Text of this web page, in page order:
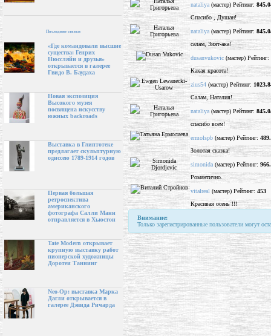
Последние статьи
«Где командовали высшие
существа: Генрих
Нюссляйн и друзья»
открывается в галерее
Гвидо В. Баудаха
Новая экспозиция
Высокого музея
посвящена искусству
южных backroads
Выставка в Глиптотеке
предлагает скульптурную
одиссею 1789-1914 годов
Первая большая
ретроспектива
американского
фотографа Салли Манн
отправляется в Хьюстон
Tate Modern открывает
крупную выставку работ
пионерской художницы
Доротеи Таннинг
Neo-Op: выставка Марка
Дагли открывается в
галерее Дэвида Ричарда
nataliya (мастер) Рейтинг:
Спасибо , Душан!
nataliya (мастер) Рейтинг:
салам, Зият-ака!
dusanvukovic (мастер) Рейтинг:
Какая красота!
zius54 (мастер) Рейтинг:
Салам, Наталия!
nataliya (мастер) Рейтинг:
спасибо всем!
ermolspb (мастер) Рейтинг:
Золотая сказка!
simonida (мастер) Рейтинг:
Романтично.
vitalreal (мастер) Рейтинг: 453
Красивая осень !!!
Внимание:
Только зарегистрированные пользователи могут